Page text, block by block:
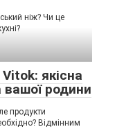
ніж? Чи це
якісна
вашої родини
продукти
Відмінним